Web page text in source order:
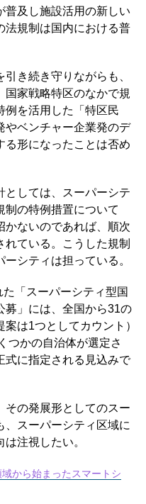
普及し施設活用の新しい
法規制は国内における普
き続き守りながらも、
国家戦略特区のなかで規
例を活用した「特区民
やベンチャー企業発のデ
る形になったことは否め
しては、スーパーシテ
制の特例措置について
かないのであれば、順次
ている。こうした規制
シティは担っている。
「スーパーシティ型国
募」には、全国から31の
は1つとしてカウント）
つかの自治体が選定さ
式に指定される見込みで
の発展形としてのスー
、スーパーシティ区域に
注視したい。
から始まったスマートシ